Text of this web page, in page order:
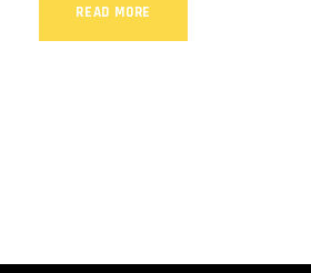
READ MORE